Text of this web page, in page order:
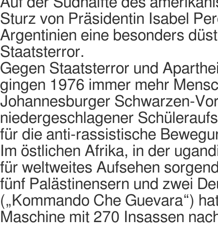
Sturz von Präsidentin Isabel
Argentinien eine besonders
Staatsterror.
Gegen Staatsterror und
gingen 1976 immer mehr
Johannesburger Schwarzen-
niedergeschlagener
für die anti-rassistische
Im östlichen Afrika, in der
für weltweites Aufsehen
fünf Palästinensern und zwei
(„Kommando Che Guevara“)
Maschine mit 270 Insassen